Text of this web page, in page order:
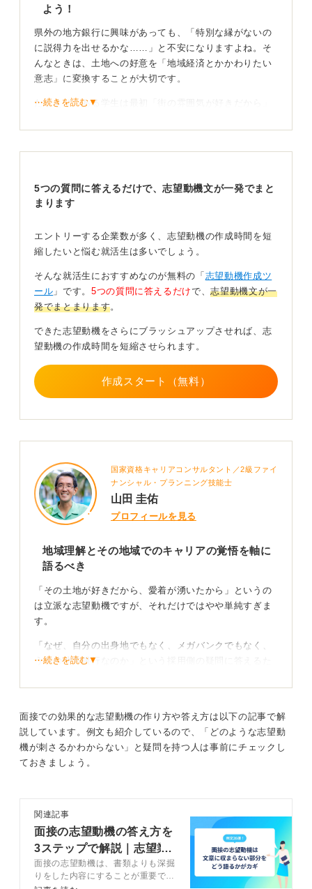
よう！
県外の地方銀行に興味があっても、「特別な縁がないの
に説得力を出せるかな……」と不安になりますよね。そ
んなときは、土地への好意を「地域経済とかかわりたい
意志」に変換することが大切です。
たとえば、ある学生は最初「街の雰囲気が好きだから」
域が観光だけでなく農業や製造業など多様な産業基盤を
たい」という言葉に整理したところ、面接官にも真剣さ
が伝わり、深い志望理由として評価されていました。
地域の産業理解を出発点に金融でどう貢献するかへ
つなげよう
地方銀行は地域密着型の金融機関です。そのため、「そ
の地域の経済に魅力を感じ、銀行員として長期的にかか
わりたい」という視点があると、意志の強さが伝わりま
す。
特別な経験がなくても問題ありません。大切なのは、興
味の出発点を素直に認めつつ、その地域の産業や課題に
目を向け、「金融を通じてこの地域の未来に寄与した
い」と自分の言葉で説明することです。
りますよ。
0
⋯続きを読む▼
5つの質問に答えるだけで、志望動機文が一発でまと
まります
エントリーする企業数が多く、志望動機の作成時間を短
縮したいと悩む就活生は多いでしょう。
そんな就活生におすすめなのが無料の「 志望動機作成ツ
ール 」です。 5つの質問に答えるだけで、志望動機文が一
発でまとまります。
できた志望動機をさらにブラッシュアップさせれば、志
望動機の作成時間を短縮させられます。
作成スタート（無料）
国家資格キャリアコンサルタント／2級ファイ
ナンシャル・プランニング技能士
山田 圭佑
プロフィールを見る
地域理解とその地域でのキャリアの覚悟を軸に
語るべき
「その土地が好きだから、愛着が湧いたから」というの
は立派な志望動機ですが、それだけではやや単純すぎま
す。
「なぜ、自分の出身地でもなく、メガバンクでもなく、
うちの地方銀行なのか」という採用側の疑問に答えるた
に関する概要把握が必要になります。
そのためにはまず、志望している地方銀行の特徴や力を
入れている事業はもちろん、その地方の経済状況や中小
企業の動向、課題についても下調べをしておきましょ
う。
に焦点を当て、現在取り組まれている解決策に対する自
分の意見を用意しておきたいところです。
地域の産業調査を踏まえ銀行員として何に貢献した
いかを示そう
⋯続きを読む▼
面接での効果的な志望動機の作り方や答え方は以下の記事で解
説しています。例文も紹介しているので、「どのような志望動
機が刺さるかわからない」と疑問を持つ人は事前にチェックし
ておきましょう。
関連記事
面接の志望動機の答え方を
3ステップで解説｜志望業
界別の例文20選
面接の志望動機は、書類よりも深掘
りをした内容にすることが重要で